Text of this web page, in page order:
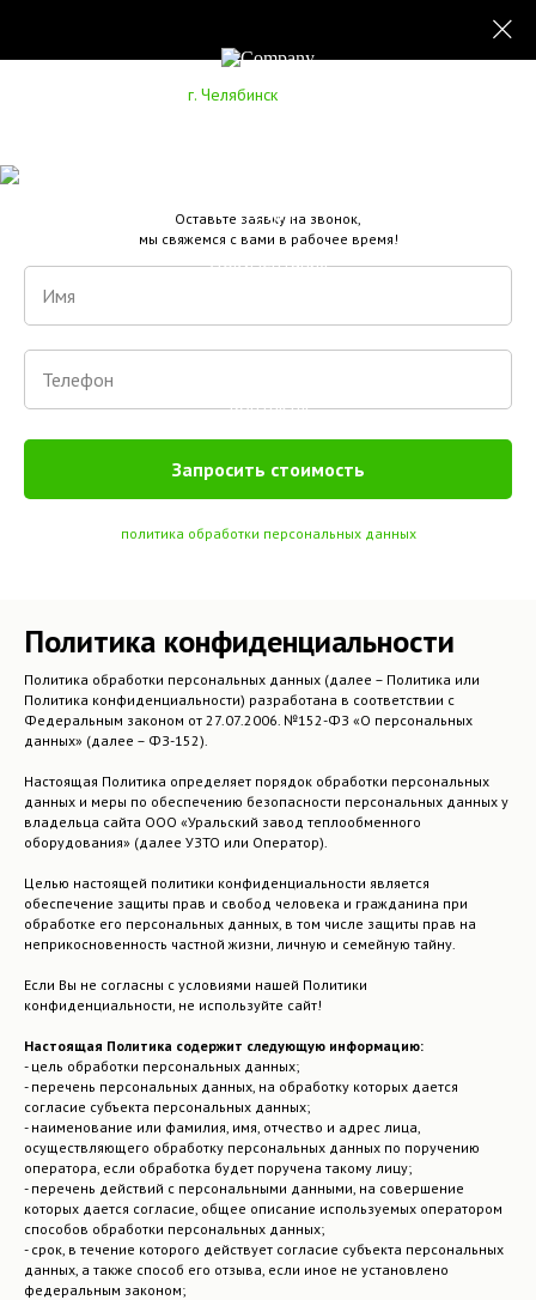
г. Челябинск
Услуги
Документация
О компании
Контакты
Оставьте заявку на звонок,
мы свяжемся с вами в рабочее время!
Запросить стоимость
политика обработки персональных данных
Политика конфиденциальности
Политика обработки персональных данных (далее – Политика или
Политика конфиденциальности) разработана в соответствии с
Федеральным законом от 27.07.2006. №152-ФЗ «О персональных
данных» (далее – ФЗ-152).
Настоящая Политика определяет порядок обработки персональных
данных и меры по обеспечению безопасности персональных данных у
владельца сайта ООО «Уральский завод теплообменного
оборудования» (далее УЗТО или Оператор).
Целью настоящей политики конфиденциальности является
обеспечение защиты прав и свобод человека и гражданина при
обработке его персональных данных, в том числе защиты прав на
неприкосновенность частной жизни, личную и семейную тайну.
Если Вы не согласны с условиями нашей Политики
конфиденциальности, не используйте сайт!
Настоящая Политика содержит следующую информацию:
- цель обработки персональных данных;
- перечень персональных данных, на обработку которых дается
согласие субъекта персональных данных;
- наименование или фамилия, имя, отчество и адрес лица,
осуществляющего обработку персональных данных по поручению
оператора, если обработка будет поручена такому лицу;
- перечень действий с персональными данными, на совершение
которых дается согласие, общее описание используемых оператором
способов обработки персональных данных;
- срок, в течение которого действует согласие субъекта персональных
данных, а также способ его отзыва, если иное не установлено
федеральным законом;